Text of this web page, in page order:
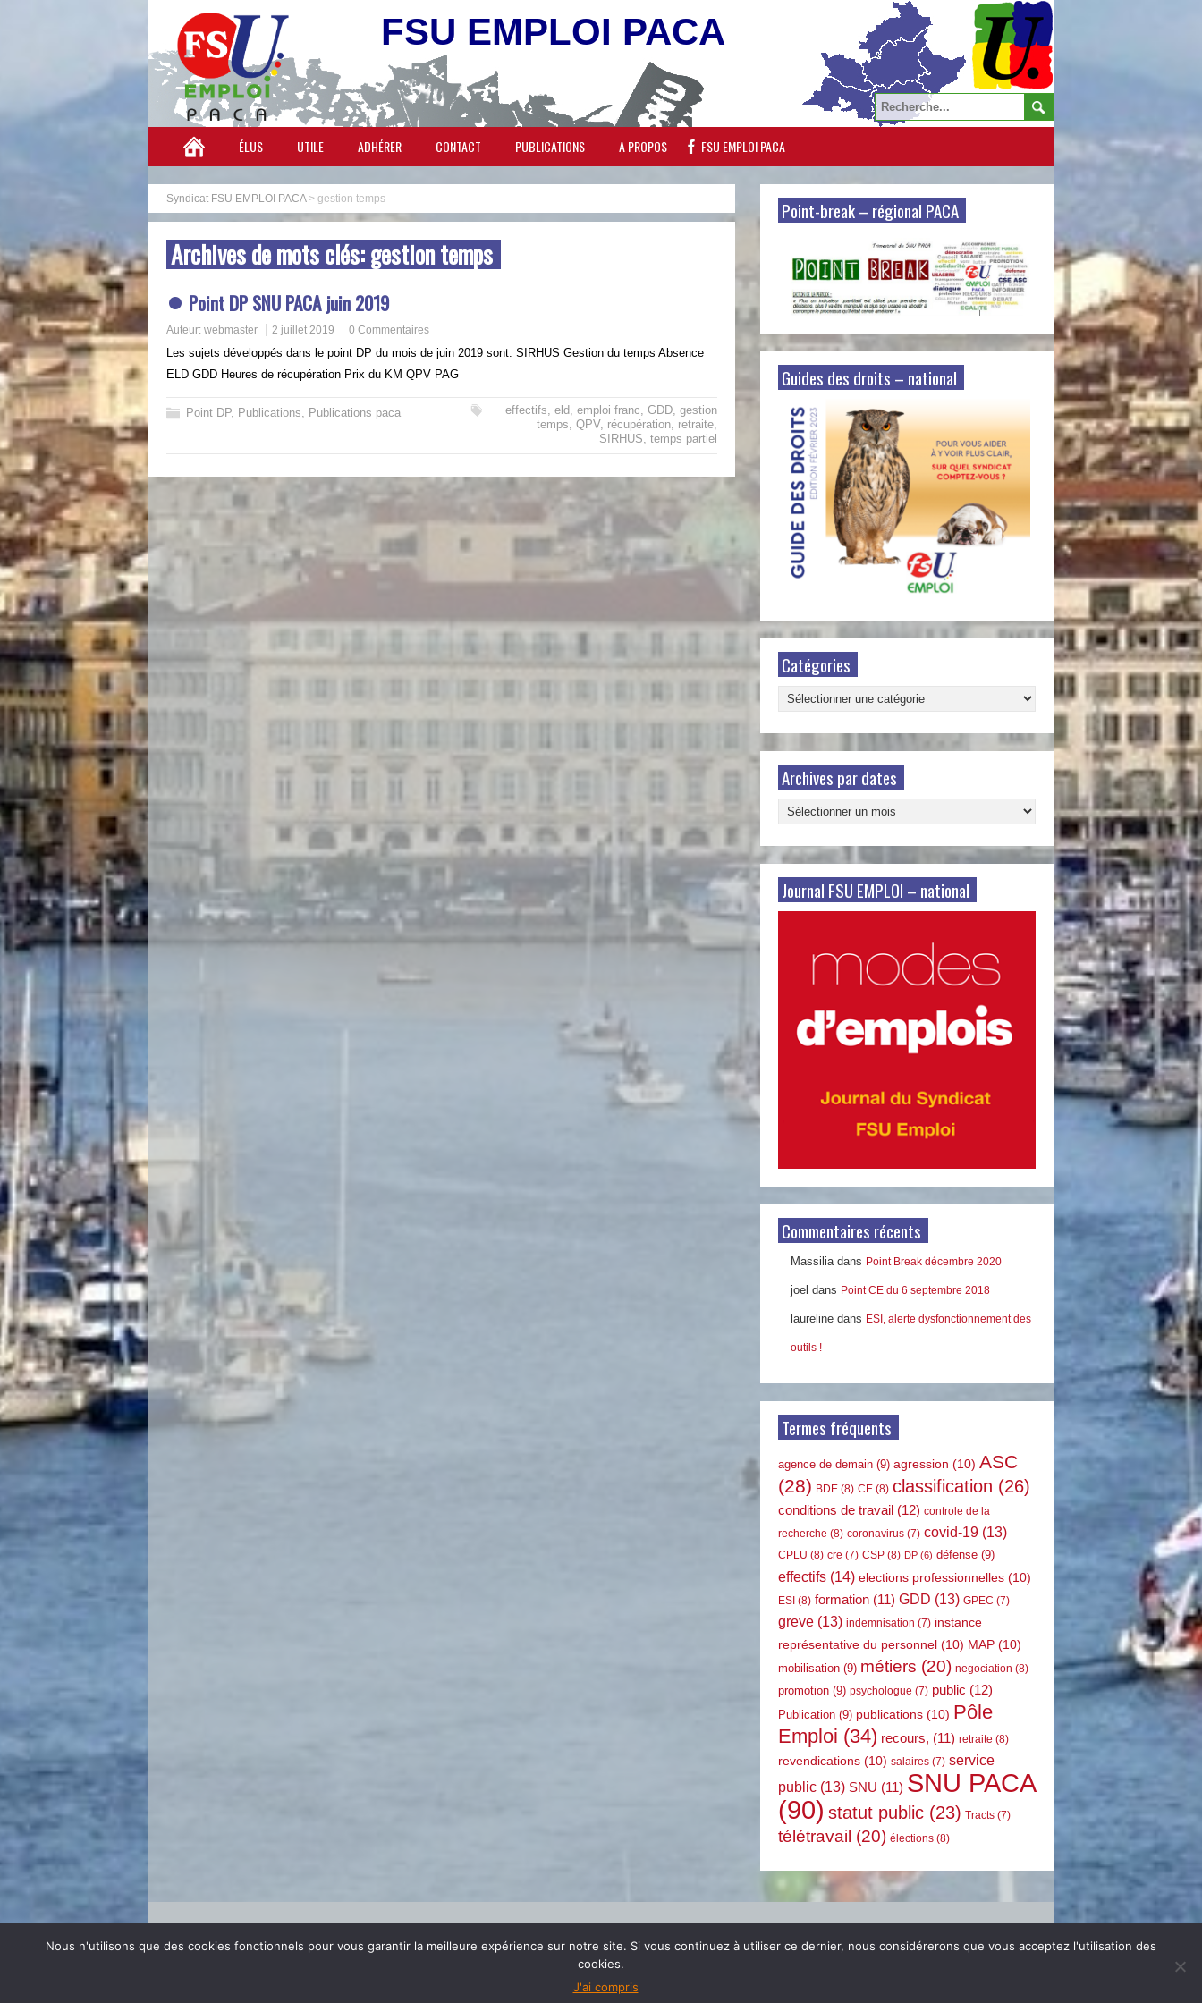
FSU EMPLOI PACA
ÉLUS UTILE ADHÉRER CONTACT PUBLICATIONS A PROPOS FSU EMPLOI PACA
Syndicat FSU EMPLOI PACA> gestion temps
Archives de mots clés:gestion temps
Point DP SNU PACA juin 2019
Auteur: webmaster 2 juillet 2019 0 Commentaires
Les sujets développés dans le point DP du mois de juin 2019 sont: SIRHUS Gestion du temps Absence
ELD GDD Heures de récupération Prix du KM QPV PAG
Point DP, Publications, Publications paca effectifs, eld, emploi franc, GDD, gestion
temps, QPV, récupération, retraite,
SIRHUS, temps partiel
Point-break – régional PACA
Guides des droits – national
Catégories
Catégories
Archives par dates
Archives
par
dates
Journal FSU EMPLOI – national
Commentaires récents
Massilia dans Point Break décembre 2020
joel dans Point CE du 6 septembre 2018
laureline dans ESI, alerte dysfonctionnement des
outils !
Termes fréquents
agence de demain (9) agression (10) ASC
(28) BDE (8) CE (8) classification (26)
conditions de travail (12) controle de la
recherche (8) coronavirus (7) covid-19 (13)
CPLU (8) cre (7) CSP (8) DP (6) défense (9)
effectifs (14) elections professionnelles (10)
ESI (8) formation (11) GDD (13) GPEC (7)
greve (13) indemnisation (7) instance
représentative du personnel (10) MAP (10)
mobilisation (9) métiers (20) negociation (8)
promotion (9) psychologue (7) public (12)
Publication (9) publications (10) Pôle
Emploi (34) recours, (11) retraite (8)
revendications (10) salaires (7) service
public (13) SNU (11) SNU PACA
(90) statut public (23) Tracts (7)
télétravail (20) élections (8)
Se connecter
© 2024 FSU EMPLOI PACA |mentions légales
Nous n'utilisons que des cookies fonctionnels pour vous garantir la meilleure expérience sur notre site. Si vous continuez à utiliser ce dernier, nous considérerons que vous acceptez l'utilisation des
cookies.
J'ai compris